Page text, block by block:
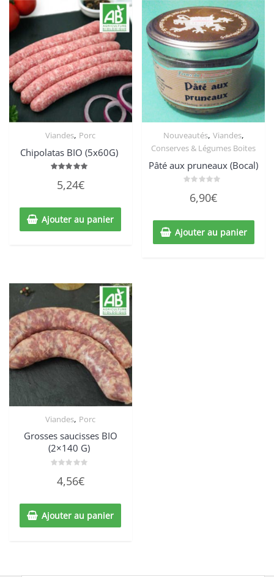
Viandes, Porc
Chipolatas BIO (5x60G)
5.00
sur 5
5,24€
Ajouter au panier
Nouveautés, Viandes,
Conserves & Légumes Boites
Pâté aux pruneaux (Bocal)
sur
6,90€
Ajouter au panier
Viandes, Porc
Grosses saucisses BIO
(2×140 G)
sur
4,56€
Ajouter au panier